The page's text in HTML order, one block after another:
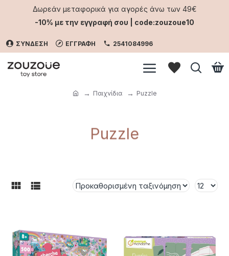
Δωρεάν μεταφορικά για αγορές άνω των 49€
-10% με την εγγραφή σου | code:zouzoue10
ΣΥΝΔΕΣΗ ΕΓΓΡΑΦΗ 2541084996
Παιχνίδια Puzzle
Puzzle